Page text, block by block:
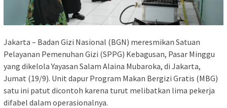
Jakarta – Badan Gizi Nasional (BGN) meresmikan Satuan
Pelayanan Pemenuhan Gizi (SPPG) Kebagusan, Pasar Minggu
yang dikelola Yayasan Salam Alaina Mubaroka, di Jakarta,
Jumat (19/9). Unit dapur Program Makan Bergizi Gratis (MBG)
satu ini patut dicontoh karena turut melibatkan lima pekerja
difabel dalam operasionalnya.